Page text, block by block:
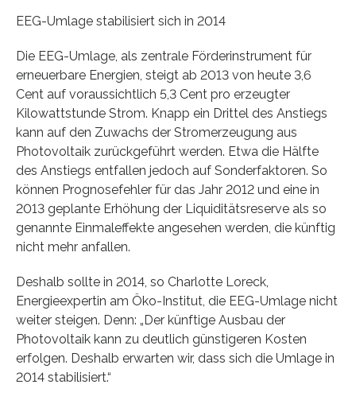
EEG-Umlage stabilisiert sich in 2014
Die EEG-Umlage, als zentrale Förderinstrument für
erneuerbare Energien, steigt ab 2013 von heute 3,6
Cent auf voraussichtlich 5,3 Cent pro erzeugter
Kilowattstunde Strom. Knapp ein Drittel des Anstiegs
kann auf den Zuwachs der Stromerzeugung aus
Photovoltaik zurückgeführt werden. Etwa die Hälfte
des Anstiegs entfallen jedoch auf Sonderfaktoren. So
können Prognosefehler für das Jahr 2012 und eine in
2013 geplante Erhöhung der Liquiditätsreserve als so
genannte Einmaleffekte angesehen werden, die künftig
nicht mehr anfallen.
Deshalb sollte in 2014, so Charlotte Loreck,
Energieexpertin am Öko-Institut, die EEG-Umlage nicht
weiter steigen. Denn: „Der künftige Ausbau der
Photovoltaik kann zu deutlich günstigeren Kosten
erfolgen. Deshalb erwarten wir, dass sich die Umlage in
2014 stabilisiert.“